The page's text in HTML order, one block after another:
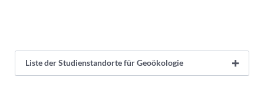
Liste der Studienstandorte für Geoökologie